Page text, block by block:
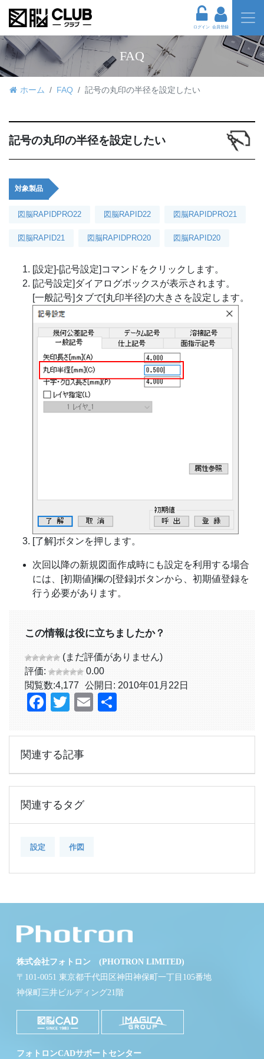
ログイン 会員登録
FAQ
ホーム FAQ 記号の丸印の半径を設定したい
記号の丸印の半径を設定したい
対象製品
図脳RAPIDPRO22 図脳RAPID22 図脳RAPIDPRO21
図脳RAPID21 図脳RAPIDPRO20 図脳RAPID20
[設定]-[記号設定]コマンドをクリックします。
[記号設定]ダイアログボックスが表示されます。
[一般記号]タブで[丸印半径]の大きさを設定します。
[了解]ボタンを押します。
次回以降の新規図面作成時にも設定を利用する場合
には、[初期値]欄の[登録]ボタンから、初期値登録を
行う必要があります。
この情報は役に立ちましたか？
(まだ評価がありません)
評価:
0.00
閲覧数:4,177 公開日: 2010年01月22日
Facebook
TwitterEmail
関連する記事
関連するタグ
設定 作図
株式会社フォトロン (PHOTRON LIMITED)
〒101-0051 東京都千代田区神田神保町一丁目105番地
神保町三井ビルディング21階
フォトロンCADサポートセンター